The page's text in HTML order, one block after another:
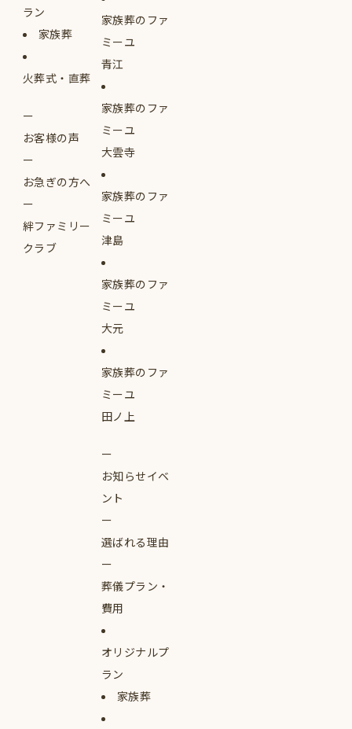
ラン
家族葬
火葬式・直葬
お客様の声
お急ぎの方へ
絆ファミリー
クラブ
家族葬のファ
ミーユ
青江
家族葬のファ
ミーユ
大雲寺
家族葬のファ
ミーユ
津島
家族葬のファ
ミーユ
大元
家族葬のファ
ミーユ
田ノ上
お知らせイベ
ント
選ばれる理由
葬儀プラン・
費用
オリジナルプ
ラン
家族葬